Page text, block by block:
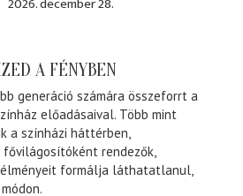
A FÉNYBEN
generáció számára összeforrt a
előadásaival. Több mint
a színházi háttérben,
rendezők,
élményeit formálja láthatatlanul,